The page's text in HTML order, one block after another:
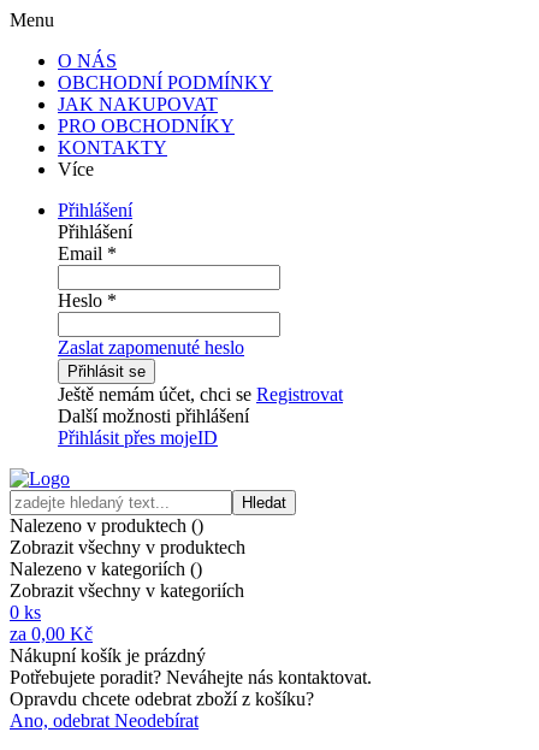
Menu
O NÁS
OBCHODNÍ PODMÍNKY
JAK NAKUPOVAT
PRO OBCHODNÍKY
KONTAKTY
Více
Přihlášení
Přihlášení
Email *
Heslo *
Zaslat zapomenuté heslo
Přihlásit se
Ještě nemám účet, chci se Registrovat
Další možnosti přihlášení
Přihlásit přes mojeID
Hledat
Nalezeno v produktech ()
Zobrazit všechny v produktech
Nalezeno v kategoriích ()
Zobrazit všechny v kategoriích
0 ks
za 0,00 Kč
Nákupní košík je prázdný
Potřebujete poradit? Neváhejte nás kontaktovat.
Opravdu chcete odebrat zboží z košíku?
Ano, odebrat Neodebírat